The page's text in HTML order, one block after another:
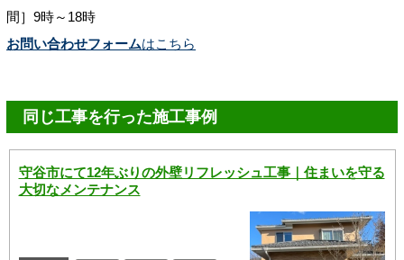
間］9時～18時
お問い合わせフォームはこちら
同じ工事を行った施工事例
守谷市にて12年ぶりの外壁リフレッシュ工事｜住まいを守る
大切なメンテナンス